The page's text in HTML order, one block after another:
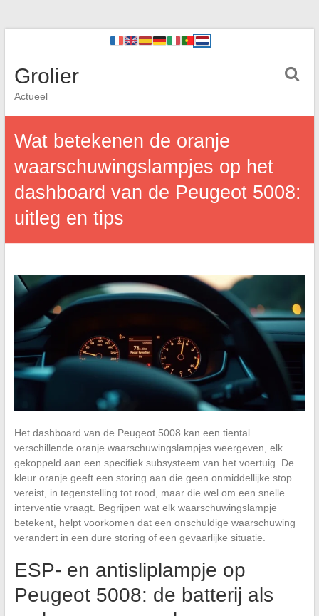
Grolier
Actueel
Wat betekenen de oranje
waarschuwingslampjes op het
dashboard van de Peugeot 5008:
uitleg en tips
Het dashboard van de Peugeot 5008 kan een tiental
verschillende oranje waarschuwingslampjes weergeven, elk
gekoppeld aan een specifiek subsysteem van het voertuig. De
kleur oranje geeft een storing aan die geen onmiddellijke stop
vereist, in tegenstelling tot rood, maar die wel om een snelle
interventie vraagt. Begrijpen wat elk waarschuwingslampje
betekent, helpt voorkomen dat een onschuldige waarschuwing
verandert in een dure storing of een gevaarlijke situatie.
ESP- en antisliplampje op
Peugeot 5008: de batterij als